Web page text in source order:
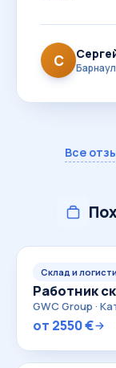
С
Все
Склад и
Работник
GWC Group ·
от 2550 €